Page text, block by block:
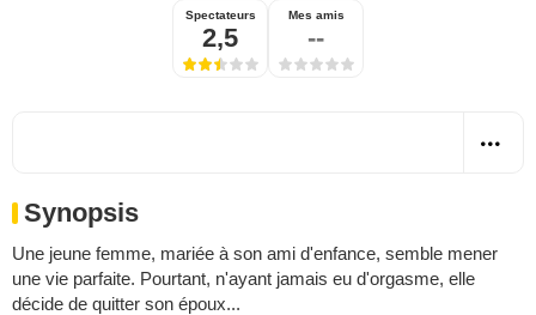
Spectateurs
2,5
Mes amis
--
Synopsis
Une jeune femme, mariée à son ami d'enfance, semble mener
une vie parfaite. Pourtant, n'ayant jamais eu d'orgasme, elle
décide de quitter son époux...